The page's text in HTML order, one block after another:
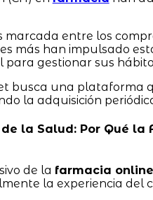
marcada entre los
más han impulsado
para gestionar sus
busca una plataforma
la adquisición
de la Salud: Por Qué
de la farmacia online
la experiencia del